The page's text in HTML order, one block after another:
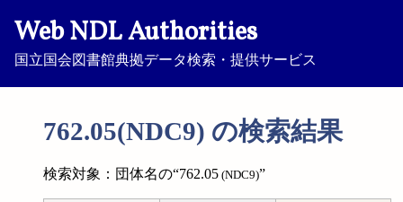
Web NDL Authorities
国立国会図書館典拠データ検索・提供サービス
762.05(NDC9) の検索結果
検索対象：団体名の“762.05 (NDC9)”